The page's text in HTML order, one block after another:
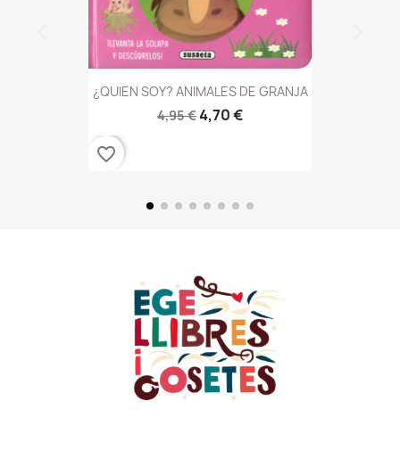
¿QUIEN SOY? ANIMALES DE GRANJA
4,95 €4,70 €
favorite_border